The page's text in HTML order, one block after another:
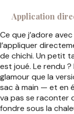
Application
Ce que j’adore
l’appliquer
de chichi. Un petit
est joué. Le rendu
glamour que la
sac à main — et en
va pas se raconter
fondre sous la